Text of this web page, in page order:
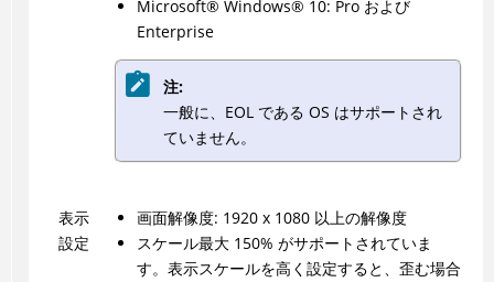
Microsoft® Windows® 10: Pro および
Enterprise
注:
一般に、EOL である OS はサポートされ
ていません。
表示
設定
画面解像度: 1920 x 1080 以上の解像度
スケール最大 150% がサポートされていま
す。表示スケールを高く設定すると、歪む場合